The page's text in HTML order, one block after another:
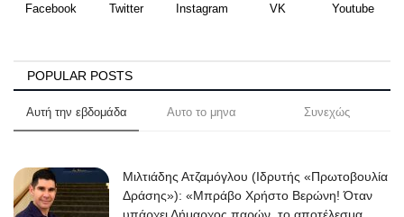
Facebook Twitter Instagram VK Youtube
POPULAR POSTS
Αυτή την εβδομάδα Αυτο το μηνα Συνεχώς
Μιλτιάδης Ατζαμόγλου (Ιδρυτής «Πρωτοβουλία
Δράσης»): «Μπράβο Χρήστο Βερώνη! Όταν
υπάρχει Δήμαρχος παρών, το αποτέλεσμα